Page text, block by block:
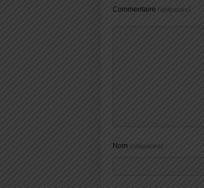
Commentaire (obligatoire)
Nom (obligatoire)